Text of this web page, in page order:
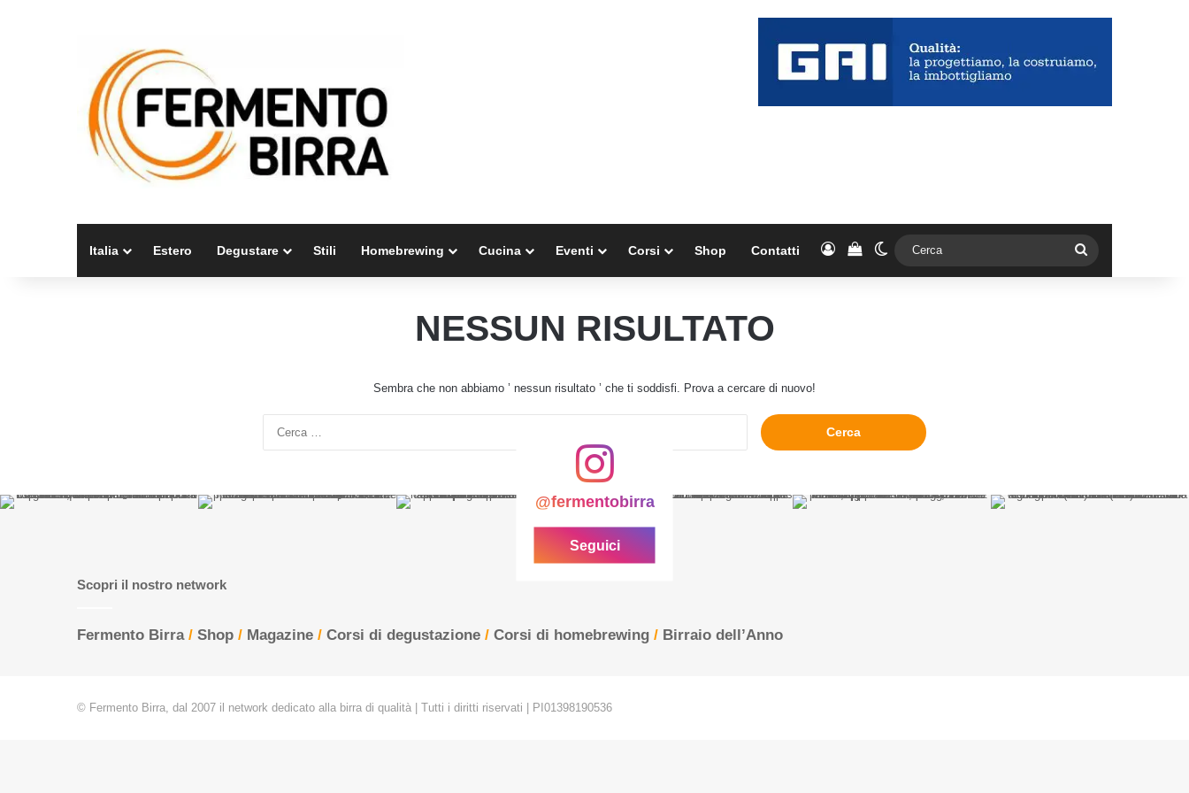
Italia Estero Degustare Stili Homebrewing Cucina Eventi Corsi Shop Contatti AccediVedi il carrello
Cambia aspetto
NESSUN RISULTATO
Sembra che non abbiamo ’ nessun risultato ’ che ti soddisfi. Prova a cercare di nuovo!
Ricerca
per:
@fermentobirra
Seguici
Scopri il nostro network
Fermento Birra/ Shop / Magazine / Corsi di degustazione / Corsi di homebrewing / Birraio dell’Anno
© Fermento Birra, dal 2007 il network dedicato alla birra di qualità | Tutti i diritti riservati | PI01398190536